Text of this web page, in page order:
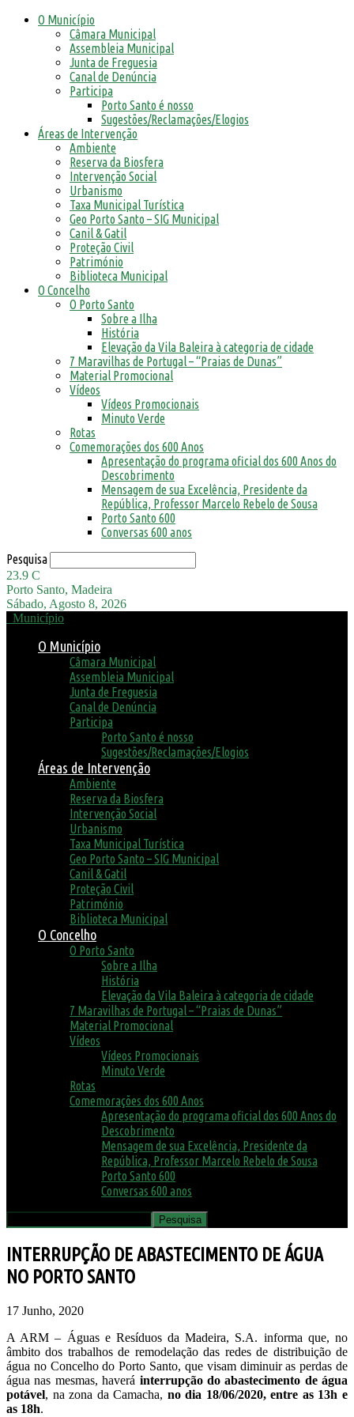
O Município
Câmara Municipal
Assembleia Municipal
Junta de Freguesia
Canal de Denúncia
Participa
Porto Santo é nosso
Sugestões/Reclamações/Elogios
Áreas de Intervenção
Ambiente
Reserva da Biosfera
Intervenção Social
Urbanismo
Taxa Municipal Turística
Geo Porto Santo – SIG Municipal
Canil & Gatil
Proteção Civil
Património
Biblioteca Municipal
O Concelho
O Porto Santo
Sobre a Ilha
História
Elevação da Vila Baleira à categoria de cidade
7 Maravilhas de Portugal – “Praias de Dunas”
Material Promocional
Vídeos
Vídeos Promocionais
Minuto Verde
Rotas
Comemorações dos 600 Anos
Apresentação do programa oficial dos 600 Anos do
Descobrimento
Mensagem de sua Excelência, Presidente da
República, Professor Marcelo Rebelo de Sousa
Porto Santo 600
Conversas 600 anos
Pesquisa
23.9 C
Porto Santo, Madeira
Sábado, Agosto 8, 2026
Município
O Município
Câmara Municipal
Assembleia Municipal
Junta de Freguesia
Canal de Denúncia
Participa
Porto Santo é nosso
Sugestões/Reclamações/Elogios
Áreas de Intervenção
Ambiente
Reserva da Biosfera
Intervenção Social
Urbanismo
Taxa Municipal Turística
Geo Porto Santo – SIG Municipal
Canil & Gatil
Proteção Civil
Património
Biblioteca Municipal
O Concelho
O Porto Santo
Sobre a Ilha
História
Elevação da Vila Baleira à categoria de cidade
7 Maravilhas de Portugal – “Praias de Dunas”
Material Promocional
Vídeos
Vídeos Promocionais
Minuto Verde
Rotas
Comemorações dos 600 Anos
Apresentação do programa oficial dos 600 Anos do
Descobrimento
Mensagem de sua Excelência, Presidente da
República, Professor Marcelo Rebelo de Sousa
Porto Santo 600
Conversas 600 anos
INTERRUPÇÃO DE ABASTECIMENTO DE ÁGUA
NO PORTO SANTO
17 Junho, 2020
A ARM – Águas e Resíduos da Madeira, S.A. informa que, no
âmbito dos trabalhos de remodelação das redes de distribuição de
água no Concelho do Porto Santo, que visam diminuir as perdas de
água nas mesmas, haverá interrupção do abastecimento de água
potável, na zona da Camacha, no dia 18/06/2020, entre as 13h e
as 18h.